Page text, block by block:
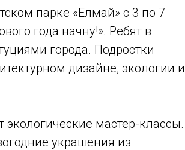
парке «Елмай» с 3 по 7
года начну!». Ребят в
города. Подростки
дизайне, экологии и
мастер-классы.
украшения из